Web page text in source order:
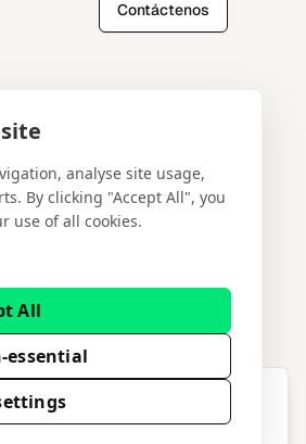
analyse site usage,
By clicking "Accept All", you
use of all cookies.
All
essential
is available in English
that your preferred language is English
Contáctenos
ni de